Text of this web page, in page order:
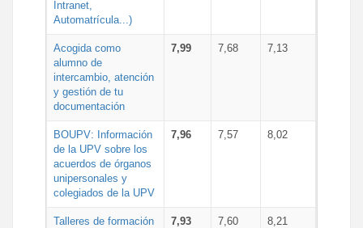
Intranet,
Automatrícula...)
Acogida como
alumno de
intercambio, atención
y gestión de tu
documentación
7,99 7,68 7,13
BOUPV: Información
de la UPV sobre los
acuerdos de órganos
unipersonales y
colegiados de la UPV
7,96 7,57 8,02
Talleres de formación
7,93 7,60 8,21